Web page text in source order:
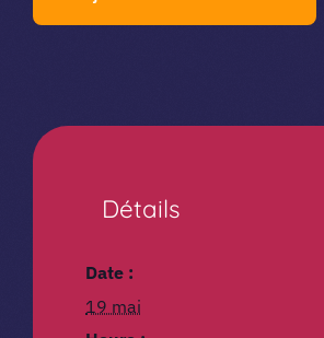
Détails
Date :
19 mai